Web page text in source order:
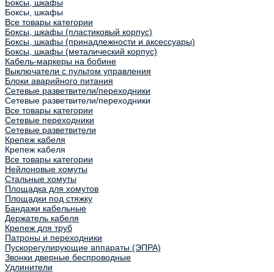
Боксы, шкафы
Боксы, шкафы
Все товары категории
Боксы, шкафы (пластиковый корпус)
Боксы, шкафы (принадлежности и аксессуары)
Боксы, шкафы (металический корпус)
Кабель-маркеры на бобине
Выключатели с пультом управления
Блоки аварийного питания
Сетевые разветвители/переходники
Сетевые разветвители/переходники
Все товары категории
Сетевые переходники
Сетевые разветвители
Крепеж кабеля
Крепеж кабеля
Все товары категории
Нейлоновые хомуты
Стальные хомуты
Площадка для хомутов
Площадки под стяжку
Бандажи кабельные
Держатель кабеля
Крепеж для труб
Патроны и переходники
Пускорегулирующие аппараты (ЭПРА)
Звонки дверные беспроводные
Удлинители